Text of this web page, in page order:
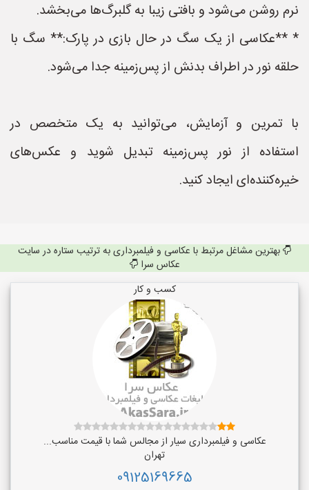
نرم روشن می‌شود و بافتی زیبا به گلبرگ‌ها می‌بخشد.
* **عکاسی از یک سگ در حال بازی در پارک:** سگ با
حلقه نور در اطراف بدنش از پس‌زمینه جدا می‌شود.
با تمرین و آزمایش، می‌توانید به یک متخصص در
استفاده از نور پس‌زمینه تبدیل شوید و عکس‌های
خیره‌کننده‌ای ایجاد کنید.
بهترین مشاغل مرتبط با عکاسی و فیلمبرداری به ترتیب ستاره در سایت
عکاس سرا
کسب و کار
عکاسی و فیلمبرداری سیار از مجالس شما با قیمت مناسب...
تهران
09125169665